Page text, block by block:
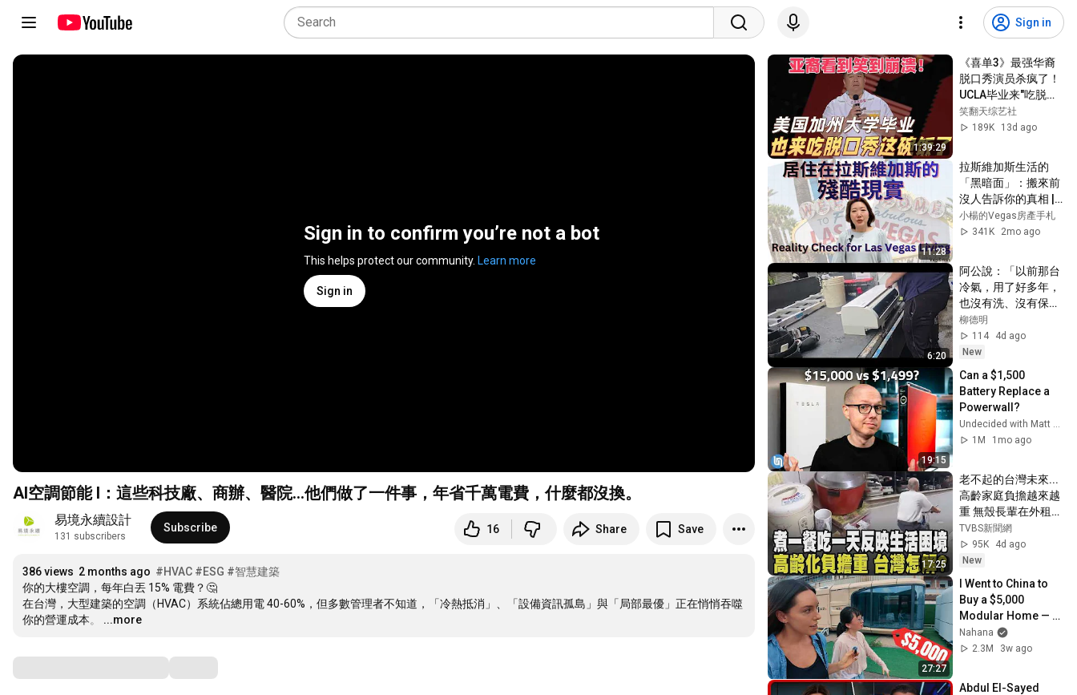
Sign in
Sign in to confirm you’re not a bot
This helps protect our community. Learn more
Sign in
AI空調節能 I：這些科技廠、商辦、醫院…他們做了一件事，年省千萬電費，什麼都沒換。
易境永續設計
131 subscribers
Subscribe 16 Share Save
386 views 2 months ago #HVAC #ESG #智慧建築
你的大樓空調，每年白丟 15% 電費？🤔
在台灣，大型建築的空調（HVAC）系統佔總用電 40-60%，但多數管理者不知道，「冷熱抵消」、「設備資訊孤島」與「局部最優」正在悄悄吞噬
你的營運成本。
…
...more
1:39:29
《喜单3》最强华裔
脱口秀演员杀疯了！
UCLA毕业来"吃脱口
秀这碗饭"，亚裔看
完疯狂点头！#喜剧
#搞笑 #喜剧 #funny
#综艺
笑翻天综艺社
189K
13d ago
11:28
拉斯維加斯生活的
「黑暗面」：搬來前
沒人告訴你的真相 |
Reality Check for
2026 Las Vegas
小楊的Vegas房產手札
341K
2mo ago
6:20
阿公說：「以前那台
冷氣，用了好多年，
也沒有洗、沒有保
養，更不會漏水，現
在的冷氣怎麼這麼麻
煩？」阿公，請不要
讓記憶停留在過去，
也不要把時間定格在
從前。＃冷氣機清洗
保養  #冷氣為什麼會
漏水
柳德明
114
4d ago
New
19:15
Can a $1,500
Battery Replace a
Powerwall?
1M
1mo ago
17:25
老不起的台灣未來...
高齡家庭負擔越來越
重 無殼長輩在外租屋
居住焦慮越發明顯
「煮一餐吃一天」反
映高齡生活困境 貧窮
【話題懶人包】｜
TVBS新聞網
@tvbsnews24live
TVBS新聞網
95K
4d ago
New
27:27
I Went to China to
Buy a $5,000
Modular Home —
What's the Real
Cost?
Nahana
2.3M
3w ago
Abdul El-Sayed